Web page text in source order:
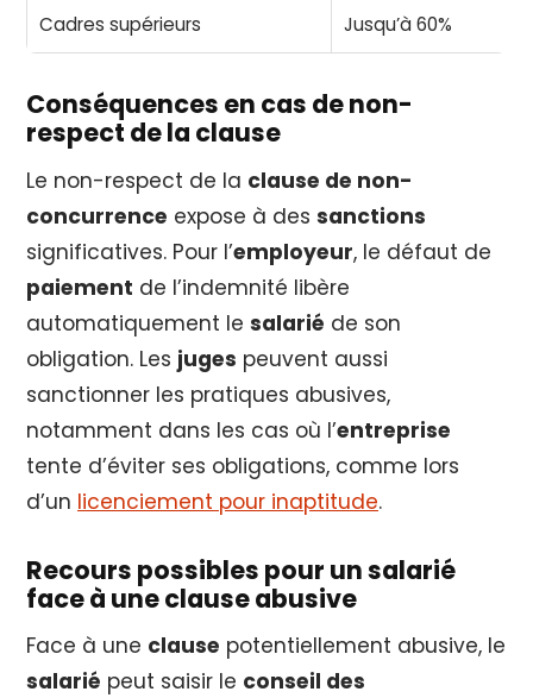
Cadres supérieurs Jusqu’à 60%
Conséquences en cas de non-
respect de la clause
Le non-respect de la clause de non-
concurrence expose à des sanctions
significatives. Pour l’employeur, le défaut de
paiement de l’indemnité libère
automatiquement le salarié de son
obligation. Les juges peuvent aussi
sanctionner les pratiques abusives,
notamment dans les cas où l’entreprise
tente d’éviter ses obligations, comme lors
d’un licenciement pour inaptitude.
Recours possibles pour un salarié
face à une clause abusive
Face à une clause potentiellement abusive, le
salarié peut saisir le conseil des